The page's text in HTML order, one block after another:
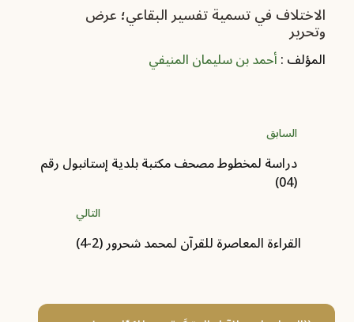
الاختلاف في تسمية تفسير البقاعي؛ عرض
وتحرير
المؤلف :أحمد بن سليمان المنيفي
السابق
دراسة لمخطوط مصحف مكتبة بلدية إستانبول رقم
(04)
التالي
القراءة المعاصرة للقرآن لمحمد شحرور (2-4)